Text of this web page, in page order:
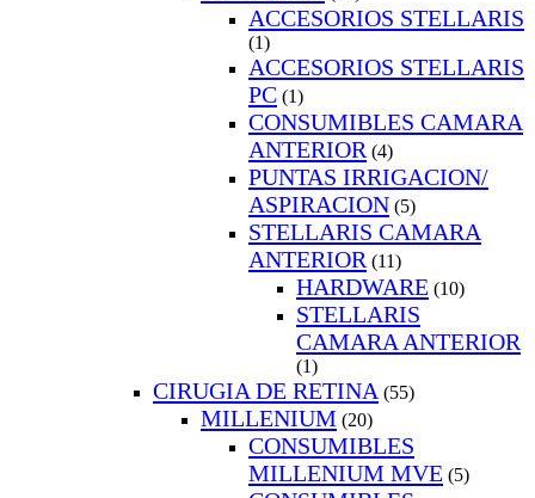
ACCESORIOS STELLARIS
(1)
ACCESORIOS STELLARIS
PC (1)
CONSUMIBLES CAMARA
ANTERIOR (4)
PUNTAS IRRIGACION/
ASPIRACION (5)
STELLARIS CAMARA
ANTERIOR (11)
HARDWARE (10)
STELLARIS
CAMARA ANTERIOR
(1)
CIRUGIA DE RETINA (55)
MILLENIUM (20)
CONSUMIBLES
MILLENIUM MVE (5)